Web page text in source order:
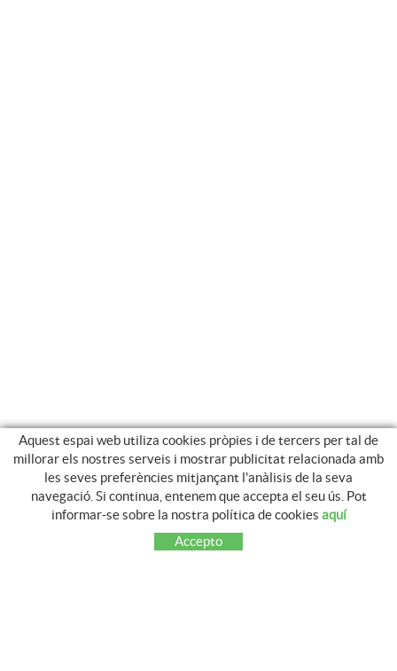
CATEGORIES
Aquest espai web utiliza cookies pròpies i de tercers per tal de
millorar els nostres serveis i mostrar publicitat relacionada amb
les seves preferències mitjançant l'anàlisis de la seva
navegació. Si continua, entenem que accepta el seu ús. Pot
informar-se sobre la nostra política de cookies aquí
Accepto